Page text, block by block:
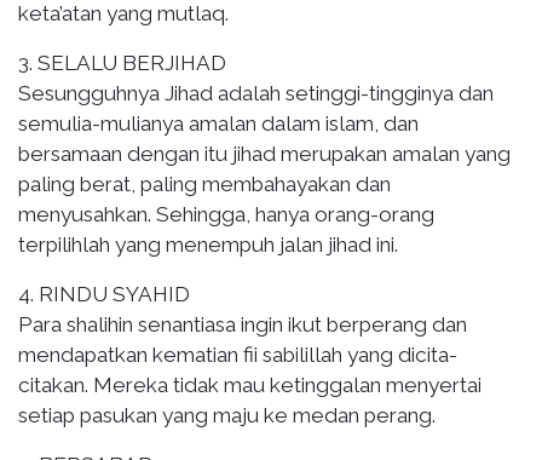
keta’atan yang mutlaq.
3. SELALU BERJIHAD
Sesungguhnya Jihad adalah setinggi-tingginya dan
semulia-mulianya amalan dalam islam, dan
bersamaan dengan itu jihad merupakan amalan yang
paling berat, paling membahayakan dan
menyusahkan. Sehingga, hanya orang-orang
terpilihlah yang menempuh jalan jihad ini.
4. RINDU SYAHID
Para shalihin senantiasa ingin ikut berperang dan
mendapatkan kematian fii sabilillah yang dicita-
citakan. Mereka tidak mau ketinggalan menyertai
setiap pasukan yang maju ke medan perang.